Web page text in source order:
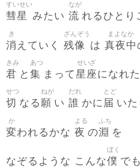
彗星
すいせい
みたい 流
なが
れるひとり
消
き
えていく 残像
ざんぞう
は 真夜中
まよなか
君
きみ
と 集
あつ
まって星座
せいざ
になれ
切
せつ
なる 願
ねが
い 誰
だれ
かに 届
とど
いた
変
か
われるかな 夜
よる
の淵
ふち
を
なぞるような こんな僕
ぼく
でも